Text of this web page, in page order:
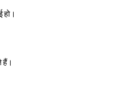
हो।
हैं।